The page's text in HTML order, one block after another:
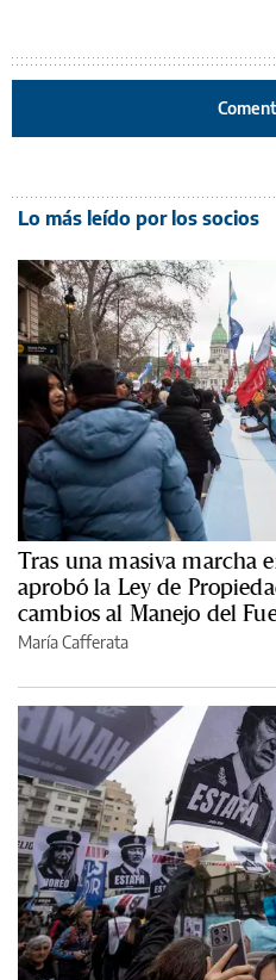
Lo más leído por los socios
Tras una masiva marcha
aprobó la Ley de
cambios al Manejo del
María Cafferata